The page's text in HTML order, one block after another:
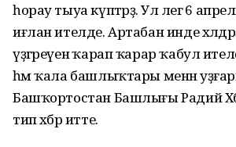
һорау тыуа күптәрҙә. Ул әлегә 6
иғлан ителде. Артабан инде
үҙгәреүенә ҡарап ҡарар ҡабул
һәм ҡала башлыҡтары менән
Башҡортостан Башлығы Радий
тип хәбәр итте.